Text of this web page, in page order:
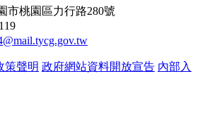
市桃園區力行路280號
策聲明 政府網站資料開放宣告 內部入